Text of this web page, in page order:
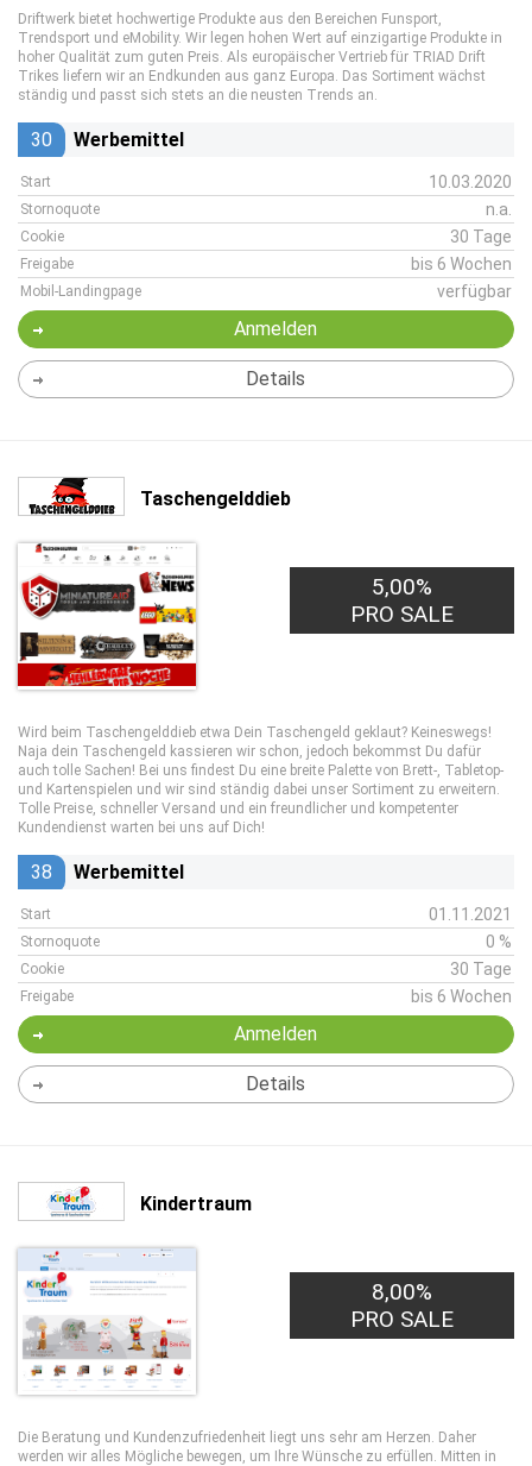
Driftwerk bietet hochwertige Produkte aus den Bereichen Funsport,
Trendsport und eMobility. Wir legen hohen Wert auf einzigartige Produkte in
hoher Qualität zum guten Preis. Als europäischer Vertrieb für TRIAD Drift
Trikes liefern wir an Endkunden aus ganz Europa. Das Sortiment wächst
ständig und passt sich stets an die neusten Trends an.
30 Werbemittel
Start 10.03.2020
Stornoquote n.a.
Cookie 30 Tage
Freigabe bis 6 Wochen
Mobil-Landingpage verfügbar
Anmelden
Details
Taschengelddieb
5,00%
PRO SALE
Wird beim Taschengelddieb etwa Dein Taschengeld geklaut? Keineswegs!
Naja dein Taschengeld kassieren wir schon, jedoch bekommst Du dafür
auch tolle Sachen! Bei uns findest Du eine breite Palette von Brett-, Tabletop-
und Kartenspielen und wir sind ständig dabei unser Sortiment zu erweitern.
Tolle Preise, schneller Versand und ein freundlicher und kompetenter
Kundendienst warten bei uns auf Dich!
38 Werbemittel
Start 01.11.2021
Stornoquote 0 %
Cookie 30 Tage
Freigabe bis 6 Wochen
Anmelden
Details
Kindertraum
8,00%
PRO SALE
Die Beratung und Kundenzufriedenheit liegt uns sehr am Herzen. Daher
werden wir alles Mögliche bewegen, um Ihre Wünsche zu erfüllen. Mitten in